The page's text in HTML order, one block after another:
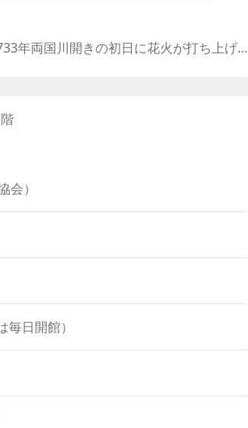
to
年両国川開きの初日に花火が打ち上げ
本各地で開催されたお祭りの花火のポス
の緻密さには目を見張るものがありま
何の意味かご存じでしょうか。これは、
花火を称賛する声でした。残念ながら
。また花火の造り方を説明するビデオや
さや奥深さに感動すること間違いありま
があるかもしれませんね。
会）
日開館）